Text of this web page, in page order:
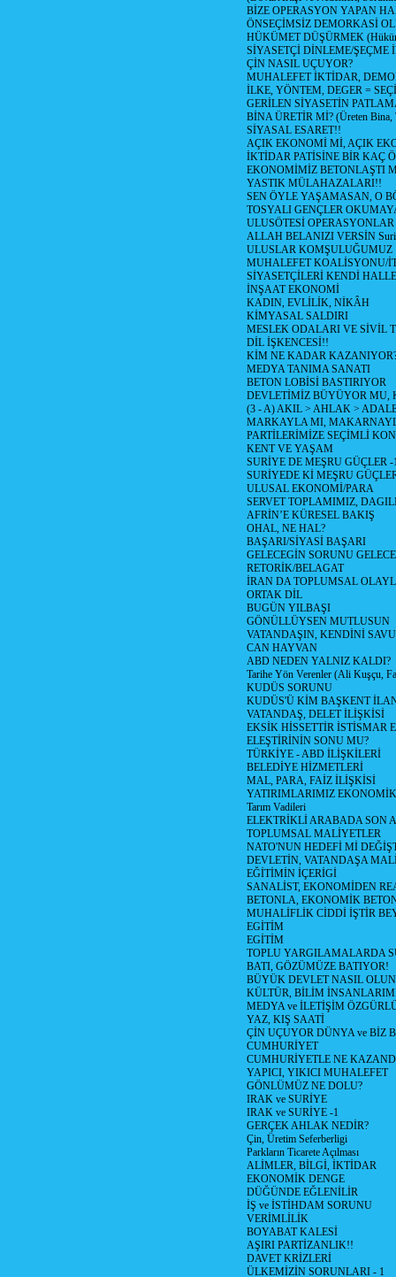
BİZE OPERASYON YAPAN
ÖNSEÇİMSİZ DEMORKASİ
HÜKÜMET DÜŞÜRMEK
SİYASETÇİ DİNLEME/ŞEÇME
ÇİN NASIL UÇUYOR?
MUHALEFET İKTİDAR,
İLKE, YÖNTEM, DEGER =
GERİLEN SİYASETİN
BİNA ÜRETİR Mİ? (Üreten Bina,
SİYASAL ESARET!!
AÇIK EKONOMİ Mİ, AÇIK
İKTİDAR PATİSİNE BİR KAÇ
EKONOMİMİZ BETONLAŞTI
YASTIK MÜLAHAZALARI!!
SEN ÖYLE YAŞAMASAN, O
TOSYALI GENÇLER
ULUSÖTESİ OPERASYONLAR
ALLAH BELANIZI VERSİN
ULUSLAR KOMŞULUĞUMUZ
MUHALEFET KOALİSYONU/
SİYASETÇİLERİ KENDİ
İNŞAAT EKONOMİ
KADIN, EVLİLİK, NİKÂH
KİMYASAL SALDIRI
MESLEK ODALARI VE SİVİL
DİL İŞKENCESİ!!
KİM NE KADAR
MEDYA TANIMA SANATI
BETON LOBİSİ BASTIRIYOR
DEVLETİMİZ BÜYÜYOR MU,
(3 - A) AKIL > AHLAK >
MARKAYLA MI,
PARTİLERİMİZE SEÇİMLİ
KENT VE YAŞAM
SURİYE DE MEŞRU GÜÇLER -
SURİYEDE Kİ MEŞRU
ULUSAL EKONOMİ/PARA
SERVET TOPLAMIMIZ,
AFRİN’E KÜRESEL BAKIŞ
OHAL, NE HAL?
BAŞARI/SİYASİ BAŞARI
GELECEGİN SORUNU
RETORİK/BELAGAT
İRAN DA TOPLUMSAL
ORTAK DİL
BUGÜN YILBAŞI
GÖNÜLLÜYSEN MUTLUSUN
VATANDAŞIN, KENDİNİ
CAN HAYVAN
ABD NEDEN YALNIZ KALDI?
Tarihe Yön Verenler (Ali Kuşçu,
KUDÜS SORUNU
KUDÜS'Ü KİM BAŞKENT
VATANDAŞ, DELET İLİŞKİSİ
EKSİK HİSSETTİR İSTİSMAR
ELEŞTİRİNİN SONU MU?
TÜRKİYE - ABD İLİŞKİLERİ
BELEDİYE HİZMETLERİ
MAL, PARA, FAİZ İLİŞKİSİ
YATIRIMLARIMIZ
Tarım Vadileri
ELEKTRİKLİ ARABADA SON
TOPLUMSAL MALİYETLER
NATO'NUN HEDEFİ Mİ
DEVLETİN, VATANDAŞA
EĞİTİMİN İÇERİGİ
SANALİST, EKONOMİDEN
BETONLA, EKONOMİK
MUHALİFLİK CİDDİ İŞTİR
EGİTİM
EGİTİM
TOPLU YARGILAMALARDA
BATI, GÖZÜMÜZE BATIYOR!
BÜYÜK DEVLET NASIL
KÜLTÜR, BİLİM
MEDYA ve İLETİŞİM
YAZ, KIŞ SAATİ
ÇİN UÇUYOR DÜNYA ve BİZ
CUMHURİYET
CUMHURİYETLE NE
YAPICI, YIKICI MUHALEFET
GÖNLÜMÜZ NE DOLU?
IRAK ve SURİYE
IRAK ve SURİYE -1
GERÇEK AHLAK NEDİR?
Çin, Üretim Seferberligi
Parkların Ticarete Açılması
ALİMLER, BİLGİ, İKTİDAR
EKONOMİK DENGE
DÜĞÜNDE EĞLENİLİR
İŞ ve İSTİHDAM SORUNU
VERİMLİLİK
BOYABAT KALESİ
AŞIRI PARTİZANLIK!!
DAVET KRİZLERİ
ÜLKEMİZİN SORUNLARI - 1